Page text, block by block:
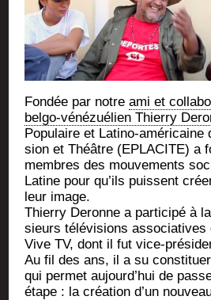
Fon­dée par notreami et
bel­go-véné­zué­lien Thier­ry
Popu­laire et Lati­no-
sion et Théâtre (EPLACITE) a
membres des mou­ve­ments
Latine pour qu’ils puissent
leur image.
Thier­ry Deronne a par­ti­ci­pé à
sieurs télé­vi­sions asso­cia­tives
Vive TV, dont il fut vice-
Au fil des ans, il a su
qui per­met aujourd’hui de
étape : la créa­tion d’un